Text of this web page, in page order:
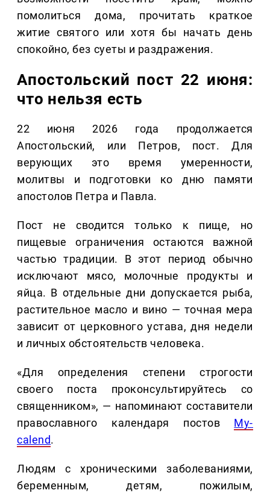
помолиться дома, прочитать краткое
житие святого или хотя бы начать день
спокойно, без суеты и раздражения.
Апостольский пост 22 июня:
что нельзя есть
22 июня 2026 года продолжается
Апостольский, или Петров, пост. Для
верующих это время умеренности,
молитвы и подготовки ко дню памяти
апостолов Петра и Павла.
Пост не сводится только к пище, но
пищевые ограничения остаются важной
частью традиции. В этот период обычно
исключают мясо, молочные продукты и
яйца. В отдельные дни допускается рыба,
растительное масло и вино — точная мера
зависит от церковного устава, дня недели
и личных обстоятельств человека.
«Для определения степени строгости
своего поста проконсультируйтесь со
священником», — напоминают составители
православного календаря постов My-
calend.
Людям с хроническими заболеваниями,
беременным, детям, пожилым,